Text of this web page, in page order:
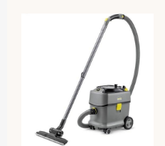
お買い物を続ける